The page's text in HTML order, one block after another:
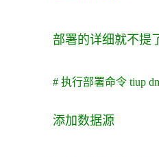
部署的详细就不提
# 执行部署命令 tiup
添加数据源